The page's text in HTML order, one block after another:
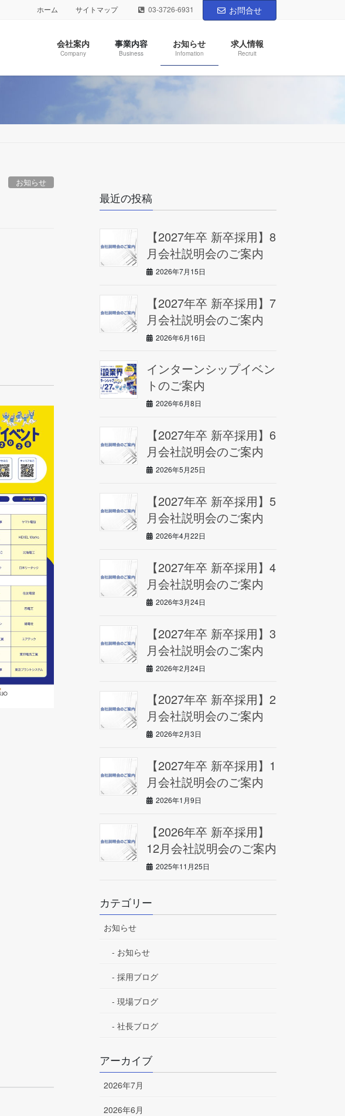
ホーム サイトマップ 03-3726-6931 お問合せ
会社案内
Company
事業内容
Business
お知らせ
Infomation
求人情報
Recruit
お知らせ
最近の投稿
【2027年卒 新卒採用】8
月会社説明会のご案内
2026年7月15日
【2027年卒 新卒採用】7
月会社説明会のご案内
2026年6月16日
インターンシップイベン
トのご案内
2026年6月8日
【2027年卒 新卒採用】6
月会社説明会のご案内
2026年5月25日
【2027年卒 新卒採用】5
月会社説明会のご案内
2026年4月22日
【2027年卒 新卒採用】4
月会社説明会のご案内
2026年3月24日
【2027年卒 新卒採用】3
月会社説明会のご案内
2026年2月24日
【2027年卒 新卒採用】2
月会社説明会のご案内
2026年2月3日
【2027年卒 新卒採用】1
月会社説明会のご案内
2026年1月9日
【2026年卒 新卒採用】
12月会社説明会のご案内
2025年11月25日
カテゴリー
お知らせ
お知らせ
採用ブログ
現場ブログ
社長ブログ
アーカイブ
2026年7月
2026年6月